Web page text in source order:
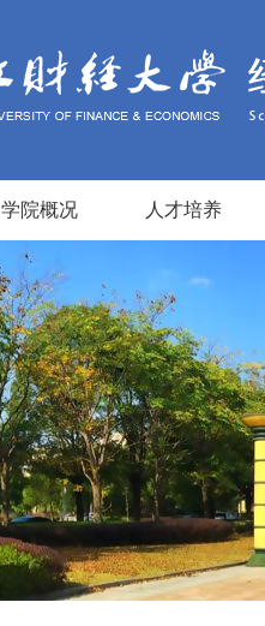
学院概况 人才培养